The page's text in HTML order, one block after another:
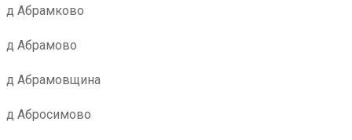
д Абрамково
д Абрамово
д Абрамовщина
д Абросимово